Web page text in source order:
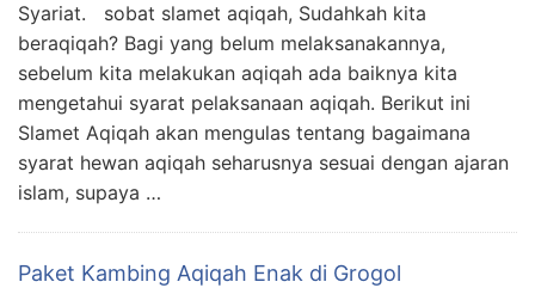
Syariat. sobat slamet aqiqah, Sudahkah kita
beraqiqah? Bagi yang belum melaksanakannya,
sebelum kita melakukan aqiqah ada baiknya kita
mengetahui syarat pelaksanaan aqiqah. Berikut ini
Slamet Aqiqah akan mengulas tentang bagaimana
syarat hewan aqiqah seharusnya sesuai dengan ajaran
islam, supaya …
Paket Kambing Aqiqah Enak di Grogol